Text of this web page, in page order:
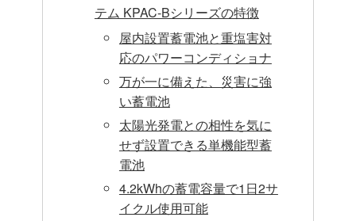
テム KPAC-Bシリーズの特徴
屋内設置蓄電池と重塩害対
応のパワーコンディショナ
万が一に備えた、災害に強
い蓄電池
太陽光発電との相性を気に
せず設置できる単機能型蓄
電池
4.2kWhの蓄電容量で1日2サ
イクル使用可能